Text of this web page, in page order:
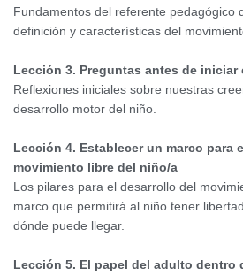
Fundamentos del referente pedagógico
definición y características del
Lección 3. Preguntas antes de iniciar
Reflexiones iniciales sobre nuestras
desarrollo motor del niño.
Lección 4. Establecer un marco para
movimiento libre del niño/a
Los pilares para el desarrollo del
marco que permitirá al niño tener
dónde puede llegar.
Lección 5. El papel del adulto dentro